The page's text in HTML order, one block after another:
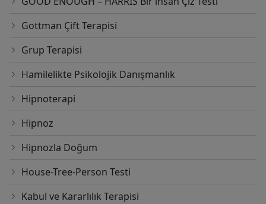
Gottman Çift Terapisi
Grup Terapisi
Hamilelikte Psikolojik Danışmanlık
Hipnoterapi
Hipnoz
Hipnozla Doğum
House-Tree-Person Testi
Kabul ve Kararlılık Terapisi